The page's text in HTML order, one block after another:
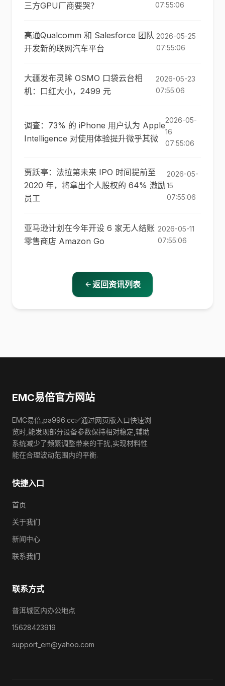
三方GPU厂商要哭？
07:55:06
高通Qualcomm 和 Salesforce 团队
开发新的联网汽车平台
2026-05-25
07:55:06
大疆发布灵眸 OSMO 口袋云台相
机：口红大小，2499 元
2026-05-23
07:55:06
调查：73% 的 iPhone 用户认为 Apple
Intelligence 对使用体验提升微乎其微
2026-05-
16
07:55:06
贾跃亭：法拉第未来 IPO 时间提前至
2020 年，将拿出个人股权的 64% 激励
员工
2026-05-
15
07:55:06
亚马逊计划在今年开设 6 家无人结账
零售商店 Amazon Go
2026-05-11
07:55:06
返回资讯列表
EMC易倍官方网站
EMC易倍,pa996.cc✅通过网页版入口快速浏
览时,能发现部分设备参数保持相对稳定,辅助
系统减少了频繁调整带来的干扰,实现材料性
能在合理波动范围内的平衡.
快捷入口
首页
关于我们
新闻中心
联系我们
联系方式
普洱城区内办公地点
15628423919
support_em@yahoo.com